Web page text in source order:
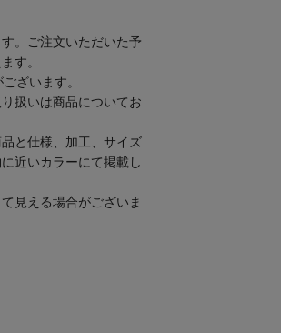
。ご注文いただいた予
す。
ざいます。
扱いは商品についてお
と仕様、加工、サイズ
近いカラーにて掲載し
見える場合がございま